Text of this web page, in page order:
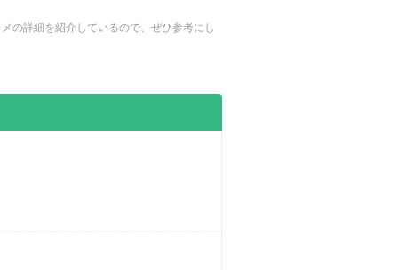
の詳細を紹介しているので、ぜひ参考にし